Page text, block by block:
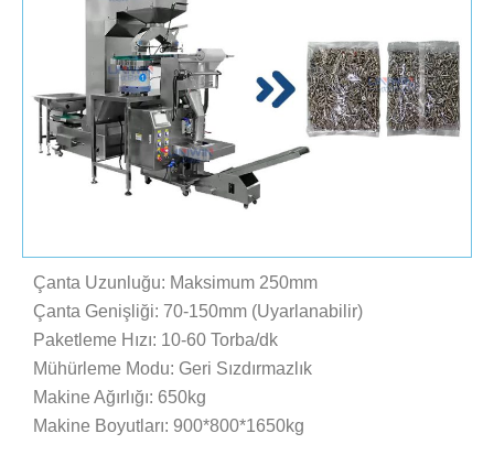
Çanta Uzunluğu: Maksimum 250mm
Çanta Genişliği: 70-150mm (Uyarlanabilir)
Paketleme Hızı: 10-60 Torba/dk
Mühürleme Modu: Geri Sızdırmazlık
Makine Ağırlığı: 650kg
Makine Boyutları: 900*800*1650kg